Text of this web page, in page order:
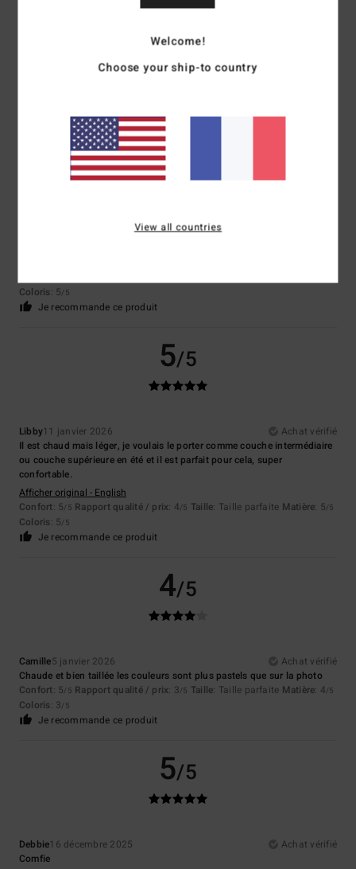
Client anonyme vérifié21 janvier 2026
Je recommande ce produit
5 /5
Coloris: 5/5
Je recommande ce produit
5/5
Libby11 janvier 2026
Achat vérifié
Il est chaud mais léger, je voulais le porter comme couche intermédiaire
ou couche supérieure en été et il est parfait pour cela, super
confortable.
Afficher original - English
Confort: 5/5 Rapport qualité / prix: 4/5 Taille: Taille parfaite Matière: 5/5
Coloris: 5/5
Je recommande ce produit
4/5
Camille5 janvier 2026
Achat vérifié
Chaude et bien taillée les couleurs sont plus pastels que sur la photo
Confort: 5/5 Rapport qualité / prix: 3/5 Taille: Taille parfaite Matière: 4/5
Coloris: 3/5
Je recommande ce produit
5/5
Debbie16 décembre 2025
Achat vérifié
Comfie
Welcome!
Choose your ship-to country
View all countries